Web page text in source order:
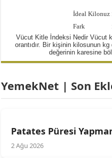
İdeal Kilonuz
Fark
Vücut Kitle İndeksi Nedir Vücut
orantıdır. Bir kişinin kilosunun
değerinin karesine
YemekNet | Son
Patates Püresi
2 Ağu 2026